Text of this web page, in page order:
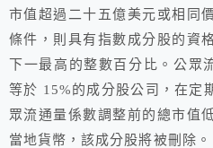
市值超過二十五億美元或相同
條件，則具有指數成分股的資
下一最高的整數百分比。公眾
等於 15%的成分股公司，在定
眾流通量係數調整前的總市值
當地貨幣，該成分股將被刪除。